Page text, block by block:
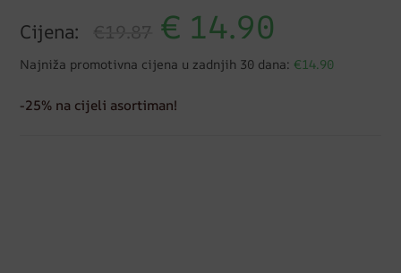
Cijena: €19.87 € 14.90
Najniža promotivna cijena u zadnjih 30 dana: €14.90
-25% na cijeli asortiman!